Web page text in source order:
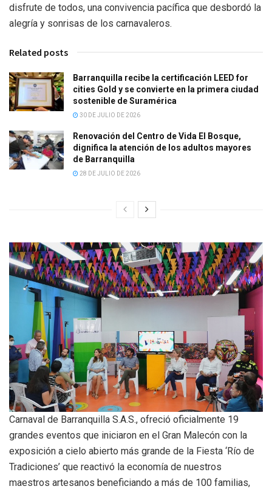
disfrute de todos, una convivencia pacífica que desbordó la
alegría y sonrisas de los carnavaleros.
Related posts
Barranquilla recibe la certificación LEED for
cities Gold y se convierte en la primera ciudad
sostenible de Suramérica
30 DE JULIO DE 2026
Renovación del Centro de Vida El Bosque,
dignifica la atención de los adultos mayores
de Barranquilla
28 DE JULIO DE 2026
Carnaval de Barranquilla S.A.S., ofreció oficialmente 19
grandes eventos que iniciaron en el Gran Malecón con la
exposición a cielo abierto más grande de la Fiesta ‘Río de
Tradiciones’ que reactivó la economía de nuestros
maestros artesanos beneficiando a más de 100 familias,